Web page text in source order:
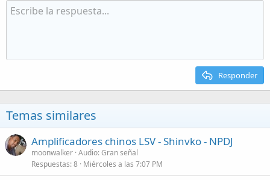
Responder
Temas similares
Amplificadores chinos LSV - Shinvko - NPDJ
moonwalker Audio: Gran señal
Respuestas 8 Miércoles a las 7:07 PM